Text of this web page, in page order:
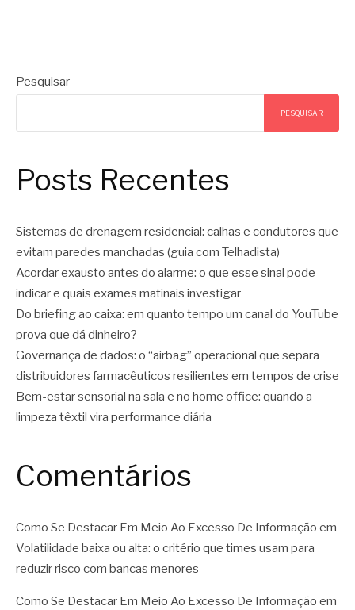
Pesquisar
PESQUISAR
Posts Recentes
Sistemas de drenagem residencial: calhas e condutores que
evitam paredes manchadas (guia com Telhadista)
Acordar exausto antes do alarme: o que esse sinal pode
indicar e quais exames matinais investigar
Do briefing ao caixa: em quanto tempo um canal do YouTube
prova que dá dinheiro?
Governança de dados: o “airbag” operacional que separa
distribuidores farmacêuticos resilientes em tempos de crise
Bem-estar sensorial na sala e no home office: quando a
limpeza têxtil vira performance diária
Comentários
Como Se Destacar Em Meio Ao Excesso De Informação em
Volatilidade baixa ou alta: o critério que times usam para
reduzir risco com bancas menores
Como Se Destacar Em Meio Ao Excesso De Informação em